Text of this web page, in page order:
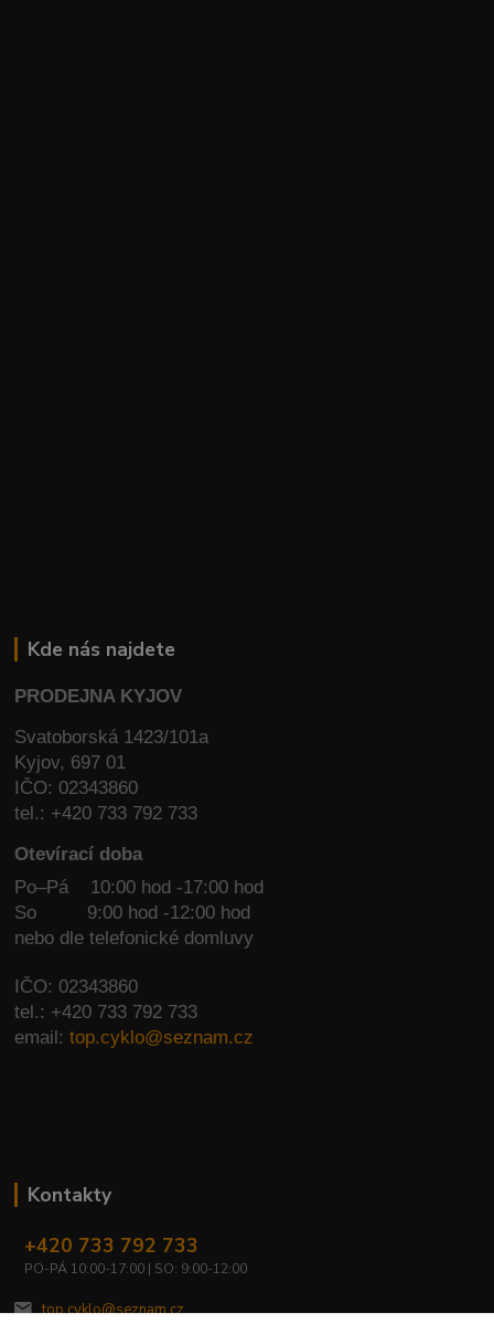
Kde nás najdete
PRODEJNA KYJOV
Svatoborská 1423/101a
Kyjov, 697 01
IČO: 02343860
tel.: +420 733 792 733
Otevírací doba
Po–Pá 10:00 hod -17:00 hod
So
9:00 hod -12:00 hod
nebo dle telefonické domluvy
IČO: 02343860
tel.: +420 733 792 733
email:top.cyklo@seznam.cz
Kontakty
+420 733 792 733
PO-PÁ 10:00-17:00 | SO: 9:00-12:00
top.cyklo@seznam.cz